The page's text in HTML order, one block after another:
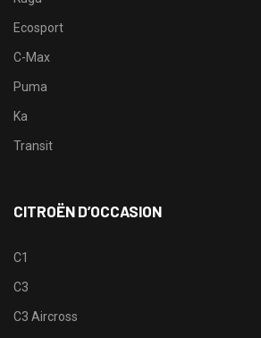
Ecosport
C-Max
Puma
Ka
Transit
CITROËN D’OCCASION
C1
C3
C3 Aircross